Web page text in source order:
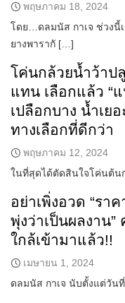
พฤษภาคม 18, 2024
โดย…ดลมนัส กาเจ ช่วงนี้
ยางพารากั […]
โค่นกล้วยน้ำว้าป
แทน เลือกแล้ว “
เปลือกบาง น้ำเย
ทางเลือกที่ดีกว่า
พฤษภาคม 12, 2024
ในที่สุดได้ตัดสินใจโค่นต้น
อย่าเพิ่งอวด “รา
พุ่งว่าเป็นผลงาน”
ใกล้เข้ามาแล้ว!!
เมษายน 1, 2024
ดลมนัส กาเจ นับตั้งแต่วัน